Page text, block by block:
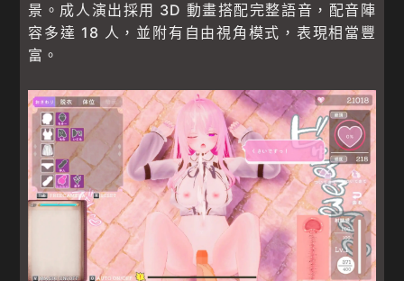
景。成人演出採用 3D 動畫搭配完整語音，配音陣
容多達 18 人，並附有自由視角模式，表現相當豐
富。